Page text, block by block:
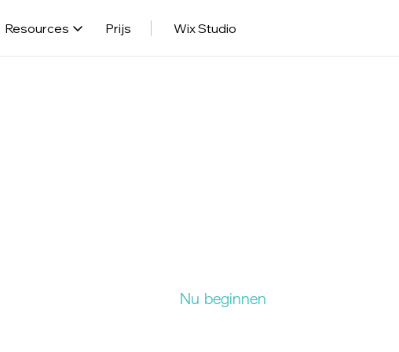
Resources Prijs Wix Studio
Nu beginnen